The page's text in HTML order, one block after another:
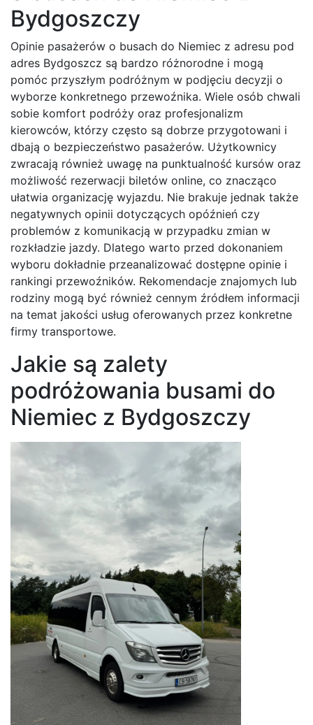
Bydgoszczy
Opinie pasażerów o busach do Niemiec z adresu pod
adres Bydgoszcz są bardzo różnorodne i mogą
pomóc przyszłym podróżnym w podjęciu decyzji o
wyborze konkretnego przewoźnika. Wiele osób chwali
sobie komfort podróży oraz profesjonalizm
kierowców, którzy często są dobrze przygotowani i
dbają o bezpieczeństwo pasażerów. Użytkownicy
zwracają również uwagę na punktualność kursów oraz
możliwość rezerwacji biletów online, co znacząco
ułatwia organizację wyjazdu. Nie brakuje jednak także
negatywnych opinii dotyczących opóźnień czy
problemów z komunikacją w przypadku zmian w
rozkładzie jazdy. Dlatego warto przed dokonaniem
wyboru dokładnie przeanalizować dostępne opinie i
rankingi przewoźników. Rekomendacje znajomych lub
rodziny mogą być również cennym źródłem informacji
na temat jakości usług oferowanych przez konkretne
firmy transportowe.
Jakie są zalety
podróżowania busami do
Niemiec z Bydgoszczy